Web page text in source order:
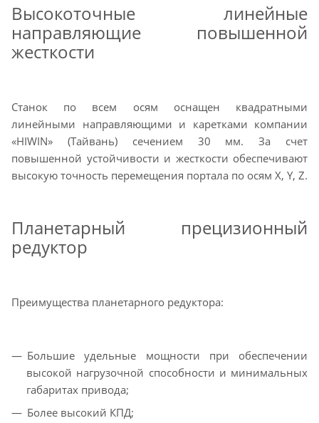
Высокоточные линейные
направляющие повышенной
жесткости
Станок по всем осям оснащен квадратными
линейными направляющими и каретками компании
«HIWIN» (Тайвань) сечением 30 мм. За счет
повышенной устойчивости и жесткости обеспечивают
высокую точность перемещения портала по осям Х, Y, Z.
Планетарный прецизионный
редуктор
Преимущества планетарного редуктора:
Большие удельные мощности при обеспечении
высокой нагрузочной способности и минимальных
габаритах привода;
Более высокий КПД;